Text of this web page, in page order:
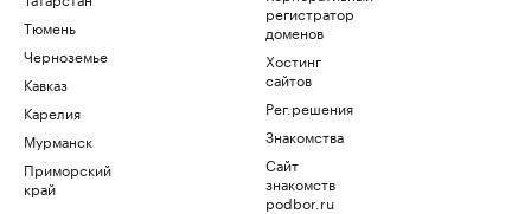
Тюмень
Черноземье
Кавказ
Карелия
Мурманск
Приморский
край
регистратор
доменов
Хостинг
сайтов
Рег.решения
Знакомства
Сайт
знакомств
podbor.ru